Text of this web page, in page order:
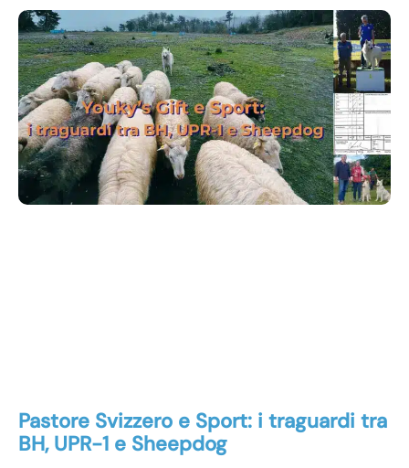
Pastore Svizzero e Sport: i traguardi tra
BH, UPR-1 e Sheepdog